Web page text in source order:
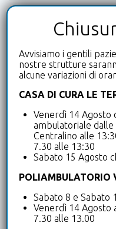
Dichiaro di aver
Avvisiamo i gentili
nostre strutture
alcune variazioni di
CASA DI CURA LE
Venerdì 14 Agosto
ambulatoriale dalle
Centralino alle
7.30 alle 13:30
Sabato 15 Agosto
POLIAMBULATORIO
Sabato 8 e Sabato
Venerdì 14
7.30 alle 13.00